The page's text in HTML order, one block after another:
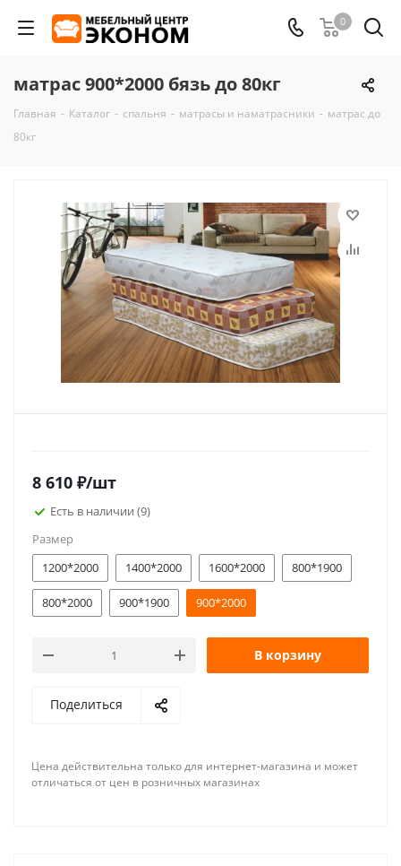
0
матрас 900*2000 бязь до 80кг
Главная - Каталог - спальня - матрасы и наматрасники - матрас до
80кг
8 610 ₽/шт
Есть в наличии (9)
Размер
1200*2000
1400*2000 1600*2000 800*1900
800*2000 900*1900 900*2000
В корзину
Поделиться
Цена действительна только для интернет-магазина и может
отличаться от цен в розничных магазинах